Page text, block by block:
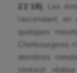
Cerf
21’18) . Les
l’ascendant,
quelques
Cherbourgeois
dernières
Verkest